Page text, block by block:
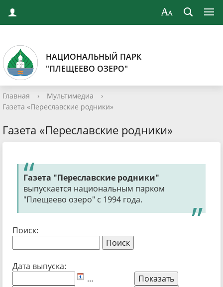
НАЦИОНАЛЬНЫЙ ПАРК
"ПЛЕЩЕЕВО ОЗЕРО"
Главная › Мультимедиа
›
Газета «Переславские родники»
Газета «Переславские родники»
Газета "Переславские родники"
выпускается национальным парком
"Плещеево озеро" с 1994 года.
Поиск:
Дата выпуска:
…